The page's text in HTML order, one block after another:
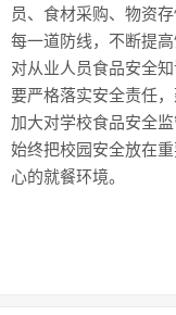
员、食材采购、物资
每一道防线，不断提
对从业人员食品安全
要严格落实安全责任
加大对学校食品安全
始终把校园安全放在
心的就餐环境。